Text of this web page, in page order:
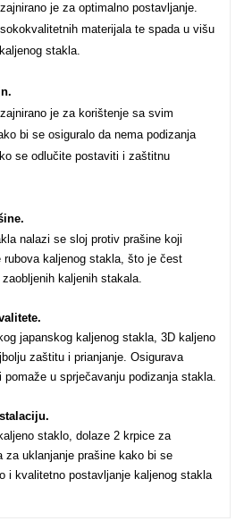
je za optimalno postavljanje.
materijala te spada u višu
stakla.
je za korištenje sa svim
bi se osiguralo da nema podizanja
se odlučite postaviti i zaštitnu
nalazi se sloj protiv prašine koji
rubova kaljenog stakla, što je čest
kaljenih stakala.
japanskog kaljenog stakla, 3D kaljeno
zaštitu i prianjanje. Osigurava
u sprječavanju podizanja stakla.
staklo, dolaze 2 krpice za
za uklanjanje prašine kako bi se
i kvalitetno postavljanje kaljenog stakla
Citati & Stihovi
Obiteljski motivi